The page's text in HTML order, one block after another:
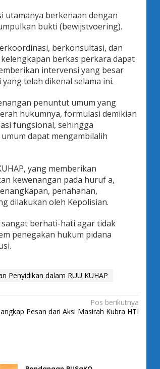
utamanya berkenaan dengan
bukti (bewijstvoering).
berkonsultasi, dan
berkas perkara dapat
intervensi yang besar
telah dikenal selama ini.
penuntut umum yang
hukumnya, formulasi demikian
fungsional, sehingga
dapat mengambilalih
yang memberikan
kewenangan pada huruf a,
penahanan,
dilakukan oleh Kepolisian.
berhati-hati agar tidak
penegakan hukum pidana
Penyidikan dalam RUU KUHAP
Pos berikutnya
Pesan dari Aksi Masirah Kubra HTI